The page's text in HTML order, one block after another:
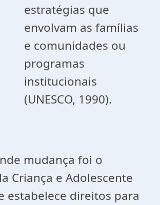
estratégias que
envolvam as famílias
e comunidades ou
programas
institucionais
(UNESCO, 1990).
mudança foi o
Criança e Adolescente
estabelece direitos para